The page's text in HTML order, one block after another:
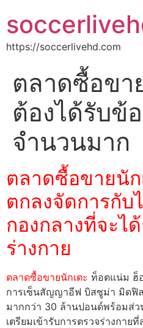
https://soccerlivehd.com
ตลาดซื้อขา
ต้องได้รับข้
จำนวนมาก
ตลาดซื้อขายนั
ตกลงจัดการกับ
กองกลางที่จะไ
ร่างกาย
ตลาดซื้อขายนักเตะ ท็อตแน่ม ฮ็
การเซ็นสัญญาอีฟ บิสซูม่า มิดฟิ
มากกว่า 30 ล้านปอนด์พร้อมส่ว
เตรียมเข้ารับการตรวจร่างกาย